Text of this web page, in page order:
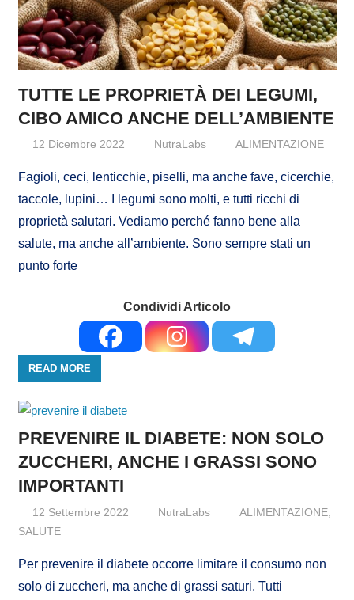
TUTTE LE PROPRIETÀ DEI LEGUMI,
CIBO AMICO ANCHE DELL’AMBIENTE
12 Dicembre 2022 NutraLabs ALIMENTAZIONE
Fagioli, ceci, lenticchie, piselli, ma anche fave, cicerchie,
taccole, lupini… I legumi sono molti, e tutti ricchi di
proprietà salutari. Vediamo perché fanno bene alla
salute, ma anche all’ambiente. Sono sempre stati un
punto forte
Condividi Articolo
READ MORE
PREVENIRE IL DIABETE: NON SOLO
ZUCCHERI, ANCHE I GRASSI SONO
IMPORTANTI
12 Settembre 2022 NutraLabs ALIMENTAZIONE
SALUTE
Per prevenire il diabete occorre limitare il consumo non
solo di zuccheri, ma anche di grassi saturi. Tutti